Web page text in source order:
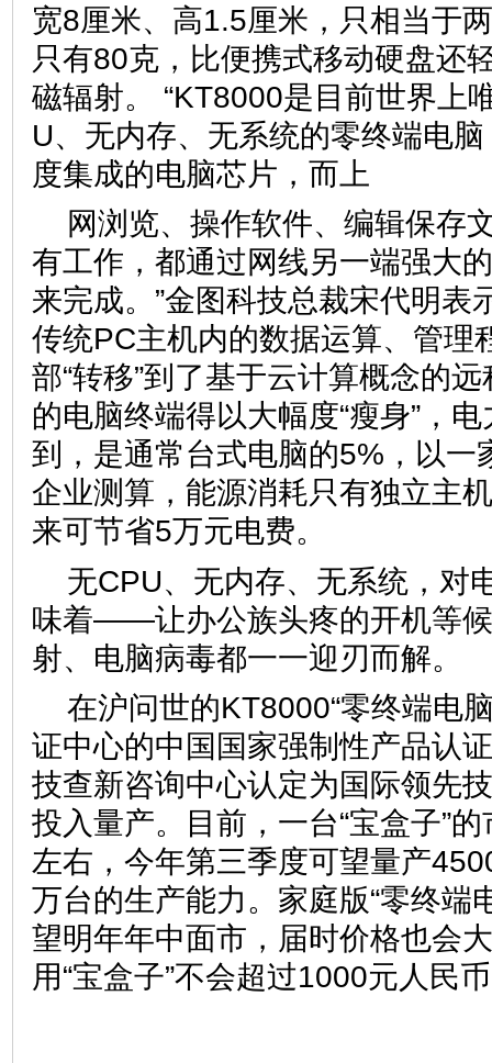
宽8厘米、高1.5厘米，只相当于
只有80克，比便携式移动硬盘还
磁辐射。 “KT8000是目前世界上
U、无内存、无系统的零终端电
度集成的电脑芯片，而上
网浏览、操作软件、编辑保存
有工作，都通过网线另一端强大
来完成。”金图科技总裁宋代明表
传统PC主机内的数据运算、管理
部“转移”到了基于云计算概念的
的电脑终端得以大幅度“瘦身”，
到，是通常台式电脑的5%，以一
企业测算，能源消耗只有独立主
来可节省5万元电费。
无CPU、无内存、无系统，对
味着——让办公族头疼的开机等
射、电脑病毒都一一迎刃而解。
在沪问世的KT8000“零终端电
证中心的中国国家强制性产品认
技查新咨询中心认定为国际领先
投入量产。目前，一台“宝盒子”
左右，今年第三季度可望量产
万台的生产能力。家庭版“零终端
望明年年中面市，届时价格也会
用“宝盒子”不会超过1000元人民